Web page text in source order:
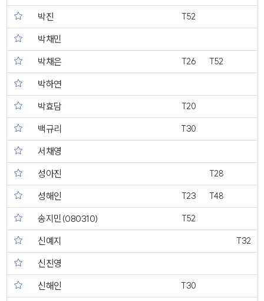
박진 T52
박채민
박채은
T26 T52
박하연
박효담
T20
백규리 T30
서채영
성아진
T28
성해인 T23 T48
송지민(080310) T52
신예지 T32
신진영
신해인
T30